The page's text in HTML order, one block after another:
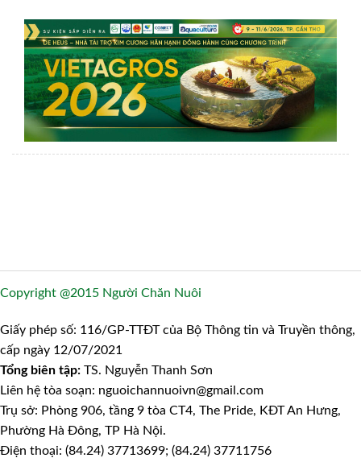
Copyright @2015 Người Chăn Nuôi
Giấy phép số: 116/GP-TTĐT của Bộ Thông tin và Truyền thông,
cấp ngày 12/07/2021
Tổng biên tập: TS. Nguyễn Thanh Sơn
Liên hệ tòa soạn: nguoichannuoivn@gmail.com
Trụ sở: Phòng 906, tầng 9 tòa CT4, The Pride, KĐT An Hưng,
Phường Hà Đông, TP Hà Nội.
Điện thoại: (84.24) 37713699; (84.24) 37711756